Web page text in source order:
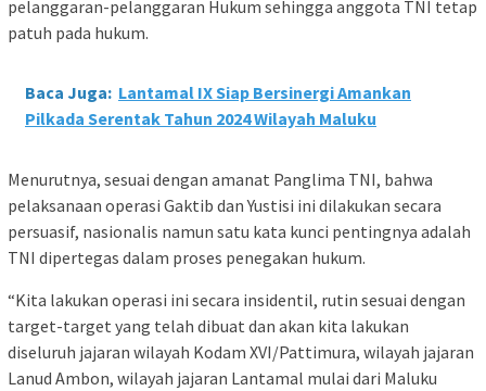
pelanggaran-pelanggaran Hukum sehingga anggota TNI tetap
patuh pada hukum.
Baca Juga: Lantamal IX Siap Bersinergi Amankan
Pilkada Serentak Tahun 2024 Wilayah Maluku
Menurutnya, sesuai dengan amanat Panglima TNI, bahwa
pelaksanaan operasi Gaktib dan Yustisi ini dilakukan secara
persuasif, nasionalis namun satu kata kunci pentingnya adalah
TNI dipertegas dalam proses penegakan hukum.
“Kita lakukan operasi ini secara insidentil, rutin sesuai dengan
target-target yang telah dibuat dan akan kita lakukan
diseluruh jajaran wilayah Kodam XVI/Pattimura, wilayah jajaran
Lanud Ambon, wilayah jajaran Lantamal mulai dari Maluku